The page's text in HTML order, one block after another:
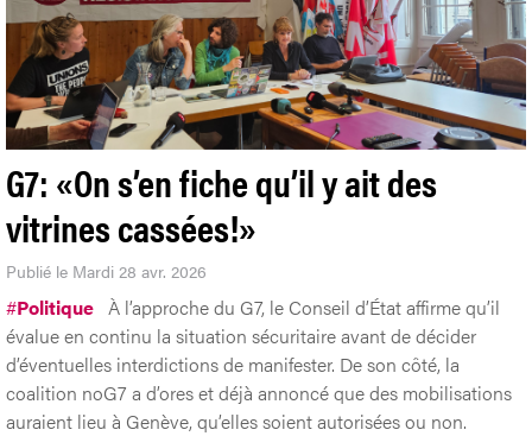
G7: «On s’en fiche qu’il y ait des
vitrines cassées!»
Publié le Mardi 28 avr. 2026
#Politique À l’approche du G7, le Conseil d’État affirme qu’il
évalue en continu la situation sécuritaire avant de décider
d’éventuelles interdictions de manifester. De son côté, la
coalition noG7 a d’ores et déjà annoncé que des mobilisations
auraient lieu à Genève, qu’elles soient autorisées ou non.